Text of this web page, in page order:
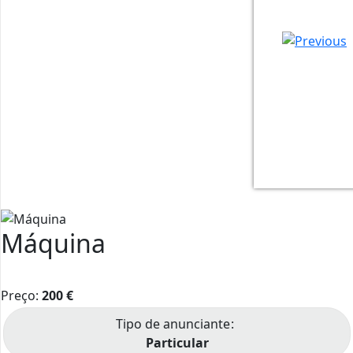
Máquina
Preço: 200€
Tipo de anunciante
Particular